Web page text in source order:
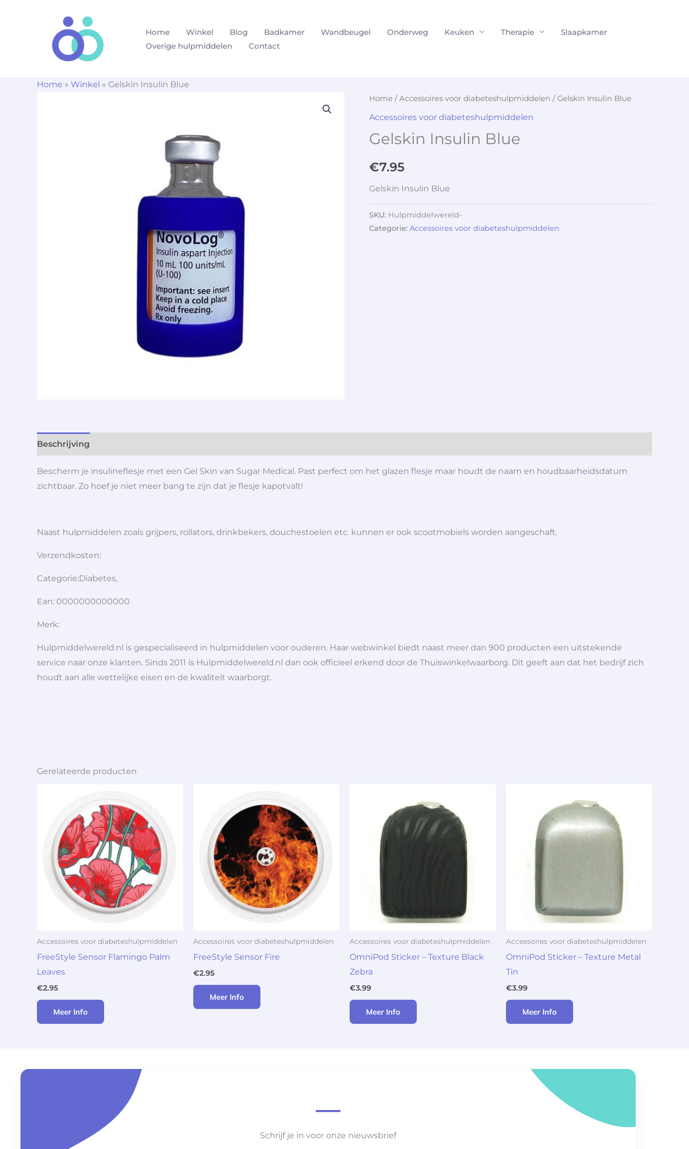
Home Winkel Blog Badkamer Wandbeugel Onderweg Keuken Therapie
Slaapkamer
Overige hulpmiddelen
Contact
Home » Winkel » Gelskin Insulin Blue
Home / Accessoires voor diabeteshulpmiddelen / Gelskin Insulin Blue
Accessoires voor diabeteshulpmiddelen
Gelskin Insulin Blue
€7.95
Gelskin Insulin Blue
SKU: Hulpmiddelwereld-
Categorie: Accessoires voor diabeteshulpmiddelen
Beschrijving
Bescherm je insulineflesje met een Gel Skin van Sugar Medical. Past perfect om het glazen flesje maar houdt de naam en houdbaarheidsdatum
zichtbaar. Zo hoef je niet meer bang te zijn dat je flesje kapotvalt!
Naast hulpmiddelen zoals grijpers, rollators, drinkbekers, douchestoelen etc. kunnen er ook scootmobiels worden aangeschaft.
Verzendkosten:
Categorie:Diabetes,
Ean: 0000000000000
Merk:
Hulpmiddelwereld.nl is gespecialiseerd in hulpmiddelen voor ouderen. Haar webwinkel biedt naast meer dan 900 producten een uitstekende
service naar onze klanten. Sinds 2011 is Hulpmiddelwereld.nl dan ook officieel erkend door de Thuiswinkelwaarborg. Dit geeft aan dat het bedrijf zich
houdt aan alle wettelijke eisen en de kwaliteit waarborgt.
Gerelateerde producten
Accessoires voor diabeteshulpmiddelen
FreeStyle Sensor Flamingo Palm
Leaves
€2.95
Meer Info
Accessoires voor diabeteshulpmiddelen
FreeStyle Sensor Fire
€2.95
Meer Info
Accessoires voor diabeteshulpmiddelen
OmniPod Sticker – Texture Black
Zebra
€3.99
Meer Info
Accessoires voor diabeteshulpmiddelen
OmniPod Sticker – Texture Metal
Tin
€3.99
Meer Info
Schrijf je in voor onze nieuwsbrief